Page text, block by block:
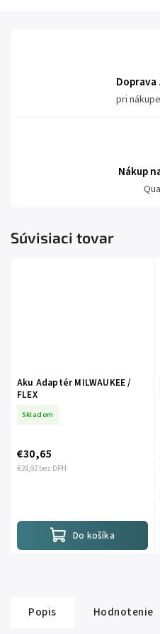
Doprava
pri
Nákup
Súvisiaci tovar
Aku Adaptér MILWAUKEE /
FLEX
Skladom
€24,92 bez DPH
€30,65
Do košíka
Popis Hodnotenie